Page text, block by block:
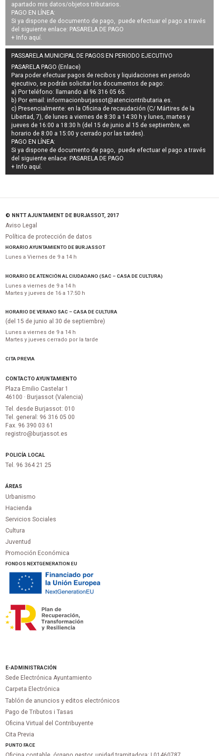
apartado mis datos/objetos tributarios.
PAGO EN LÍNEA:
Si ya dispone de documento de pago, puede efectuar el pago a través
del siguiente enlace: PASARELA DE PAGO
+ Info aquí
PASSARELA MUNICIPAL DE PAGOS EN PERIODO EJECUTIVO
PASARELA PAGO (Enlace)
Para poder efectuar pagos derecibos y liquidaciones en periodo
ejecutivo, se podrán solicitar los documentos de pago:
a) Por teléfono: llamando al 96 316 05 65.
b) Por email:informacionburjassot@atenciontributaria.es.
c) Presencialmente: en la Oficina de recaudación (C/ Mártires de la
Libertad, 7), de lunes a viernes de 8:30 a 14:30 h y lunes, martes y
jueves de 16:00 a 18:30 h (del 15 de junio al 15 de septiembre, en
horario de 8:00 a 15:00 y cerrado por las tardes).
PAGO EN LÍNEA:
Si ya dispone de documento de pago, puede efectuar el pago a través
del siguiente enlace: PASARELA DE PAGO
+ Info aquí.
© NNTT AJUNTAMENT DE BURJASSOT, 2017
Aviso Legal
Política de protección de datos
HORARIO AYUNTAMIENTO DE BURJASSOT
Lunes a Viernes de 9 a 14 h
HORARIO DE ATENCIÓN AL CIUDADANO (SAC – CASA DE CULTURA)
Lunes a viernes de 9 a 14 h
Martes y jueves de 16 a 17:50 h
HORARIO DE VERANO SAC – CASA DE CULTURA
(del 15 de junio al 30 de septiembre)
Lunes a viernes de 9 a 14 h
Martes y jueves cerrado por la tarde
CITA PREVIA
CONTACTO AYUNTAMIENTO
Plaza Emilio Castelar 1
46100 · Burjassot (Valencia)
Tel. desde Burjassot: 010
Tel. general: 96 316 05 00
Fax. 96 390 03 61
registro@burjassot.es
POLICÍA LOCAL
Tel. 96 364 21 25
ÁREAS
Urbanismo
Hacienda
Servicios Sociales
Cultura
Juventud
Promoción Económica
FONDOS NEXTGENERATION EU
E-ADMINISTRACIÓN
Sede Electrónica Ayuntamiento
Carpeta Electrónica
Tablón de anuncios y editos electrónicos
Pago de Tributos i Tasas
Oficina Virtual del Contribuyente
Cita Previa
PUNTOFACE